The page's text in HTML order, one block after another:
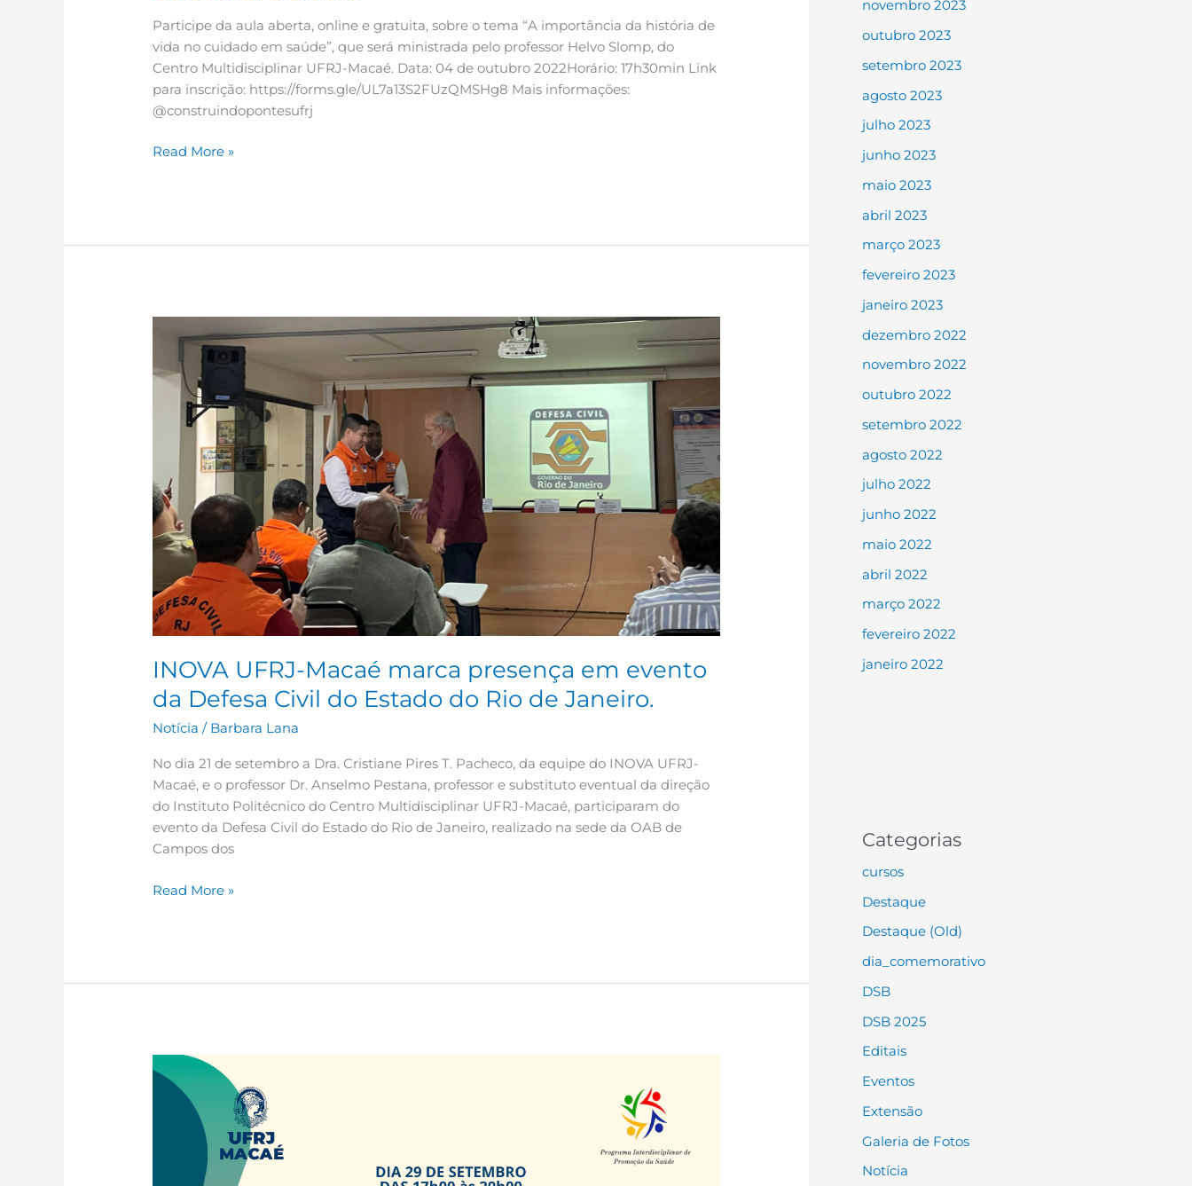
Participe da aula aberta, online e gratuita, sobre o tema “A importância da história de
vida no cuidado em saúde”, que será ministrada pelo professor Helvo Slomp, do
Centro Multidisciplinar UFRJ-Macaé. Data: 04 de outubro 2022Horário: 17h30min Link
para inscrição: https://forms.gle/UL7a13S2FUzQMSHg8 Mais informações:
@construindopontesufrj
Read More »
INOVA UFRJ-Macaé marca presença em evento
da Defesa Civil do Estado do Rio de Janeiro.
Notícia / Barbara Lana
No dia 21 de setembro a Dra. Cristiane Pires T. Pacheco, da equipe do INOVA UFRJ-
Macaé, e o professor Dr. Anselmo Pestana, professor e substituto eventual da direção
do Instituto Politécnico do Centro Multidisciplinar UFRJ-Macaé, participaram do
evento da Defesa Civil do Estado do Rio de Janeiro, realizado na sede da OAB de
Campos dos
UFRJ-
Macaé
marca
presença
Defesa
Civil
do
Estado
do
Rio
de
Read More »
Seminário
Programa
Interdisciplinar
novembro 2023
outubro 2023
setembro 2023
agosto 2023
julho 2023
junho 2023
maio 2023
abril 2023
março 2023
fevereiro 2023
janeiro 2023
dezembro 2022
novembro 2022
outubro 2022
setembro 2022
agosto 2022
julho 2022
junho 2022
maio 2022
abril 2022
março 2022
fevereiro 2022
janeiro 2022
Categorias
cursos
Destaque
Destaque (Old)
dia_comemorativo
DSB
DSB 2025
Editais
Eventos
Extensão
Galeria de Fotos
Notícia